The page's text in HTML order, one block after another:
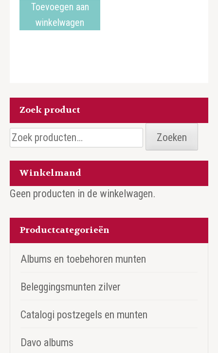
Toevoegen aan
winkelwagen
Zoek product
Zoeken
naar:
Zoeken
Winkelmand
Geen producten in de winkelwagen.
Productcategorieën
Albums en toebehoren munten
Beleggingsmunten zilver
Catalogi postzegels en munten
Davo albums